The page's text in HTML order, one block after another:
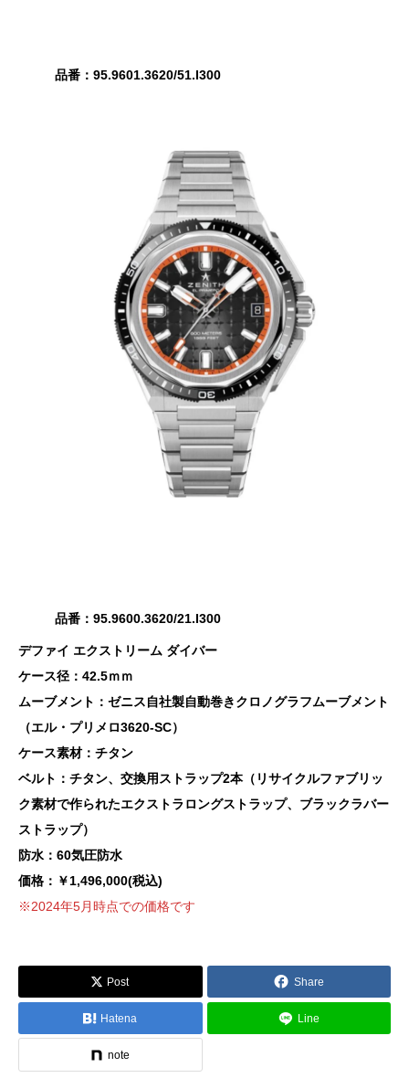
品番：95.9601.3620/51.I300
品番：95.9600.3620/21.I300
デファイ エクストリーム ダイバー
ケース径：42.5ｍｍ
ムーブメント：ゼニス自社製自動巻きクロノグラフムーブメント
（エル・プリメロ3620-SC）
ケース素材：チタン
ベルト：チタン、交換用ストラップ2本（リサイクルファブリッ
ク素材で作られたエクストラロングストラップ、ブラックラバー
ストラップ）
防水：60気圧防水
価格：￥1,496,000(税込)
※2024年5月時点での価格です
Post Share
Hatena Line
note